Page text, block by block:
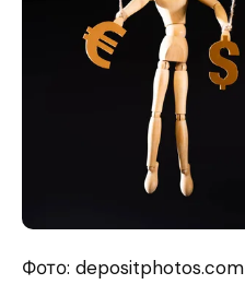
Фото: depositphotos.com